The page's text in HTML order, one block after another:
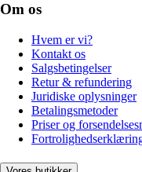
Om os
Hvem er vi?
Kontakt os
Salgsbetingelser
Retur & refundering
Juridiske oplysninger
Betalingsmetoder
Priser og